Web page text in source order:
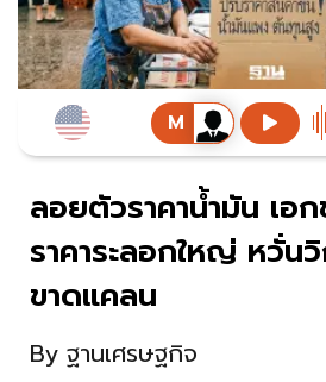
ลอยตัวราคาน้ำมัน เอ
ราคาระลอกใหญ่ หวั่น
ขาดแคลน
By ฐานเศรษฐกิจ